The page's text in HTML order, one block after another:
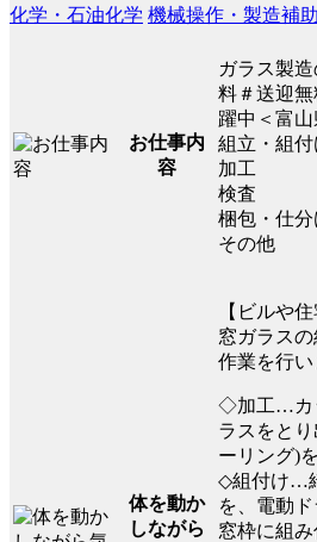
化学・石油化学 機械操作・製造補助
お仕事内
容
ガラス製
料＃送迎
躍中＜富山
組立・組付
加工
検査
梱包・仕分
その他
体を動か
しながら
【ビルや
窓ガラス
作業を行い
◇加工…カ
ラスをと
ーリング)
◇組付け…
を、電動
窓枠に組み